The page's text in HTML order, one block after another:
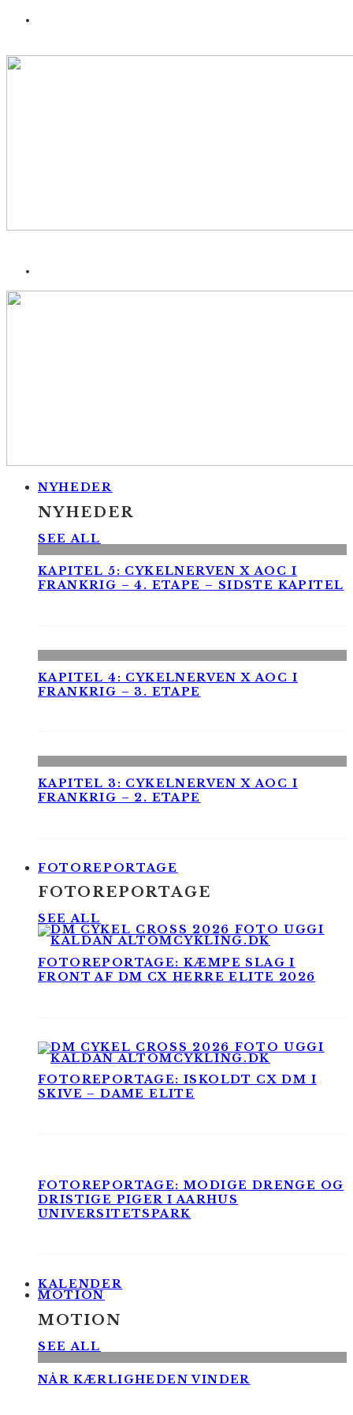
NYHEDER
NYHEDER
SEE ALL
KAPITEL 5: CYKELNERVEN X AOC I
FRANKRIG – 4. ETAPE – SIDSTE KAPITEL
KAPITEL 4: CYKELNERVEN X AOC I
FRANKRIG – 3. ETAPE
KAPITEL 3: CYKELNERVEN X AOC I
FRANKRIG – 2. ETAPE
FOTOREPORTAGE
FOTOREPORTAGE
SEE ALL
FOTOREPORTAGE: KÆMPE SLAG I
FRONT AF DM CX HERRE ELITE 2026
FOTOREPORTAGE: ISKOLDT CX DM I
SKIVE – DAME ELITE
FOTOREPORTAGE: MODIGE DRENGE OG
DRISTIGE PIGER I AARHUS
UNIVERSITETSPARK
KALENDER
MOTION
MOTION
SEE ALL
NÅR KÆRLIGHEDEN VINDER